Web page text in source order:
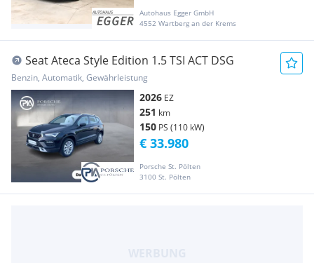
Autohaus Egger GmbH
4552 Wartberg an der Krems
Seat Ateca Style Edition 1.5 TSI ACT DSG
Benzin, Automatik, Gewährleistung
2026 EZ
251 km
150 PS (110 kW)
Porsche St. Pölten
3100 St. Pölten
€ 33.980